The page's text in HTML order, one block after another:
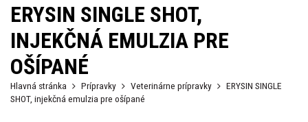
ERYSIN SINGLE SHOT,
INJEKČNÁ EMULZIA PRE
OŠÍPANÉ
Hlavná stránka Prípravky Veterinárne prípravky
ERYSIN SINGLE
SHOT, injekčná emulzia pre ošípané